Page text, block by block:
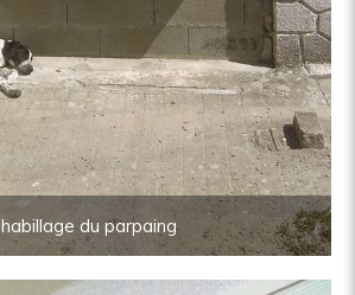
habillage du parpaing